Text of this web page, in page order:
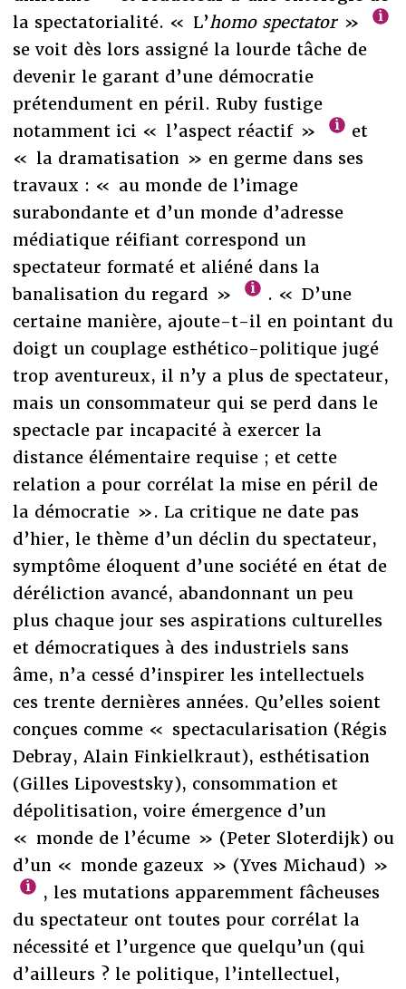
la spectatorialité. « L’homo spectator»
se voit dès lors assigné la lourde tâche de
devenir le garant d’une démocratie
prétendument en péril. Ruby fustige
notamment ici « l’aspect réactif »
et
« la dramatisation » en germe dans ses
travaux : « au monde de l’image
surabondante et d’un monde d’adresse
médiatique réifiant correspond un
spectateur formaté et aliéné dans la
banalisation du regard »
. « D’une
certaine manière, ajoute-t-il en pointant du
doigt un couplage esthético-politique jugé
trop aventureux, il n’y a plus de spectateur,
mais un consommateur qui se perd dans le
spectacle par incapacité à exercer la
distance élémentaire requise ; et cette
relation a pour corrélat la mise en péril de
la démocratie ». La critique ne date pas
d’hier, le thème d’un déclin du spectateur,
symptôme éloquent d’une société en état de
déréliction avancé, abandonnant un peu
plus chaque jour ses aspirations culturelles
et démocratiques à des industriels sans
âme, n’a cessé d’inspirer les intellectuels
ces trente dernières années. Qu’elles soient
conçues comme « spectacularisation (Régis
Debray, Alain Finkielkraut), esthétisation
(Gilles Lipovestsky), consommation et
dépolitisation, voire émergence d’un
« monde de l’écume » (Peter Sloterdijk) ou
d’un « monde gazeux » (Yves Michaud) »
, les mutations apparemment fâcheuses
du spectateur ont toutes pour corrélat la
nécessité et l’urgence que quelqu’un (qui
d’ailleurs ? le politique, l’intellectuel,